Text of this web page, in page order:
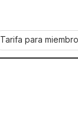
Tarifa para